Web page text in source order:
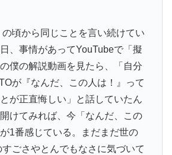
の頃から同じことを言い続けてい
、事情があってYouTubeで「擬
僕の解説動画を見たら、「自分
が『なんだ、この人は！』って
が正直悔しい」と話していたん
けてみれば、今「なんだ、この
1番感じている。まだまだ世の
ごさやとんでもなさに気づいて